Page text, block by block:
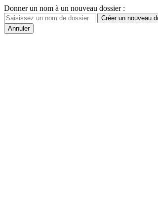
Donner un nom à un nouveau dossier :
Créer un nouveau
Annuler